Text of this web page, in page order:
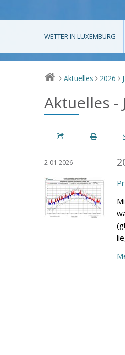
WETTER IN LUXEMBURG
> Aktuelles > 2026 >
Aktuelles -
2-01-2026